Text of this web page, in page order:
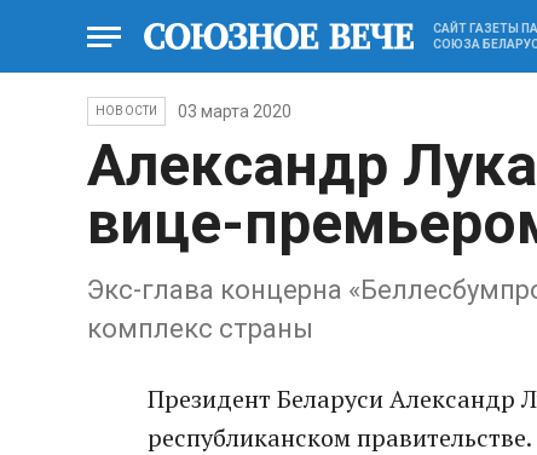
САЙТ ГАЗЕТЫ
СОЮЗА
НОВОСТИ 03 марта 2020
Александр
вице-
Экс-глава концерна
комплекс страны
Президент Беларуси Александр
республиканском